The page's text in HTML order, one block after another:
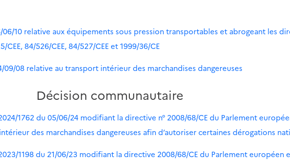
06/10 relative aux équipements sous pression transportables et abrogeant les
CEE, 84/526/CEE, 84/527/CEE et 1999/36/CE
09/08 relative au transport intérieur des marchandises dangereuses
Décision communautaire
1762 du 05/06/24 modifiant la directive n° 2008/68/CE du Parlement
des marchandises dangereuses afin d’autoriser certaines dérogations
1198 du 21/06/23 modifiant la directive 2008/68/CE du Parlement européen